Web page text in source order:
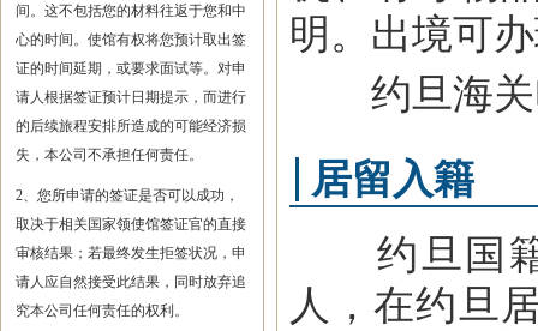
间。这不包括您的材料往返于您和中
心的时间。使馆有权将您预计取出签
证的时间延期，或要求面试等。对申
请人根据签证预计日期提示，而进行
的后续旅程安排所造成的可能经济损
失，本公司不承担任何责任。
2、您所申请的签证是否可以成功，
取决于相关国家领使馆签证官的直接
审核结果；若最终发生拒签状况，申
请人应自然接受此结果，同时放弃追
究本公司任何责任的权利。
明。出境可
约旦海关
居留入籍
约旦国籍
人，在约旦